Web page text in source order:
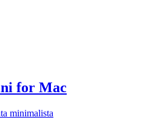
for Mac
minimalista